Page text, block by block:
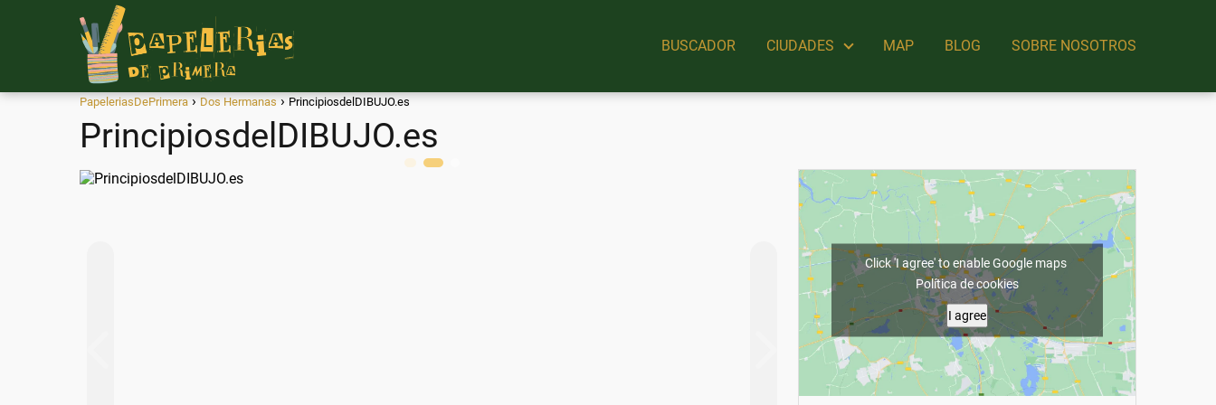
BUSCADOR CIUDADES MAP BLOG SOBRE NOSOTROS
PapeleriasDePrimera Dos Hermanas PrincipiosdelDIBUJO.es
PrincipiosdelDIBUJO.es
Click 'I agree' to enable Google maps
Política de cookies
I agree